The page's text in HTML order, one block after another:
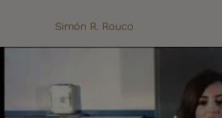
Simón R. Rouco